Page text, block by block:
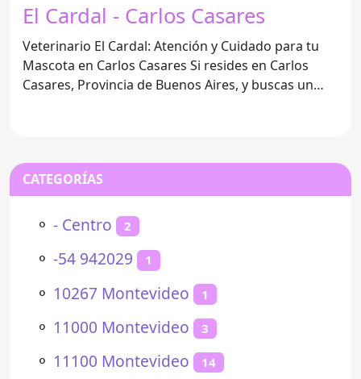
El Cardal - Carlos Casares
Veterinario El Cardal: Atención y Cuidado para tu
Mascota en Carlos Casares Si resides en Carlos
Casares, Provincia de Buenos Aires, y buscas un
CATEGORÍAS
⚬ - Centro 2
⚬ -54 942029 1
⚬ 10267 Montevideo 1
⚬ 11000 Montevideo 3
⚬ 11100 Montevideo 14